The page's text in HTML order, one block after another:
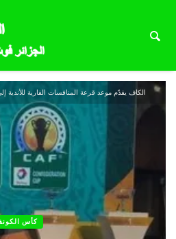
الكاف يقدّم موعد قرعة المنافسات القارية للأندية إلى 9
كأس